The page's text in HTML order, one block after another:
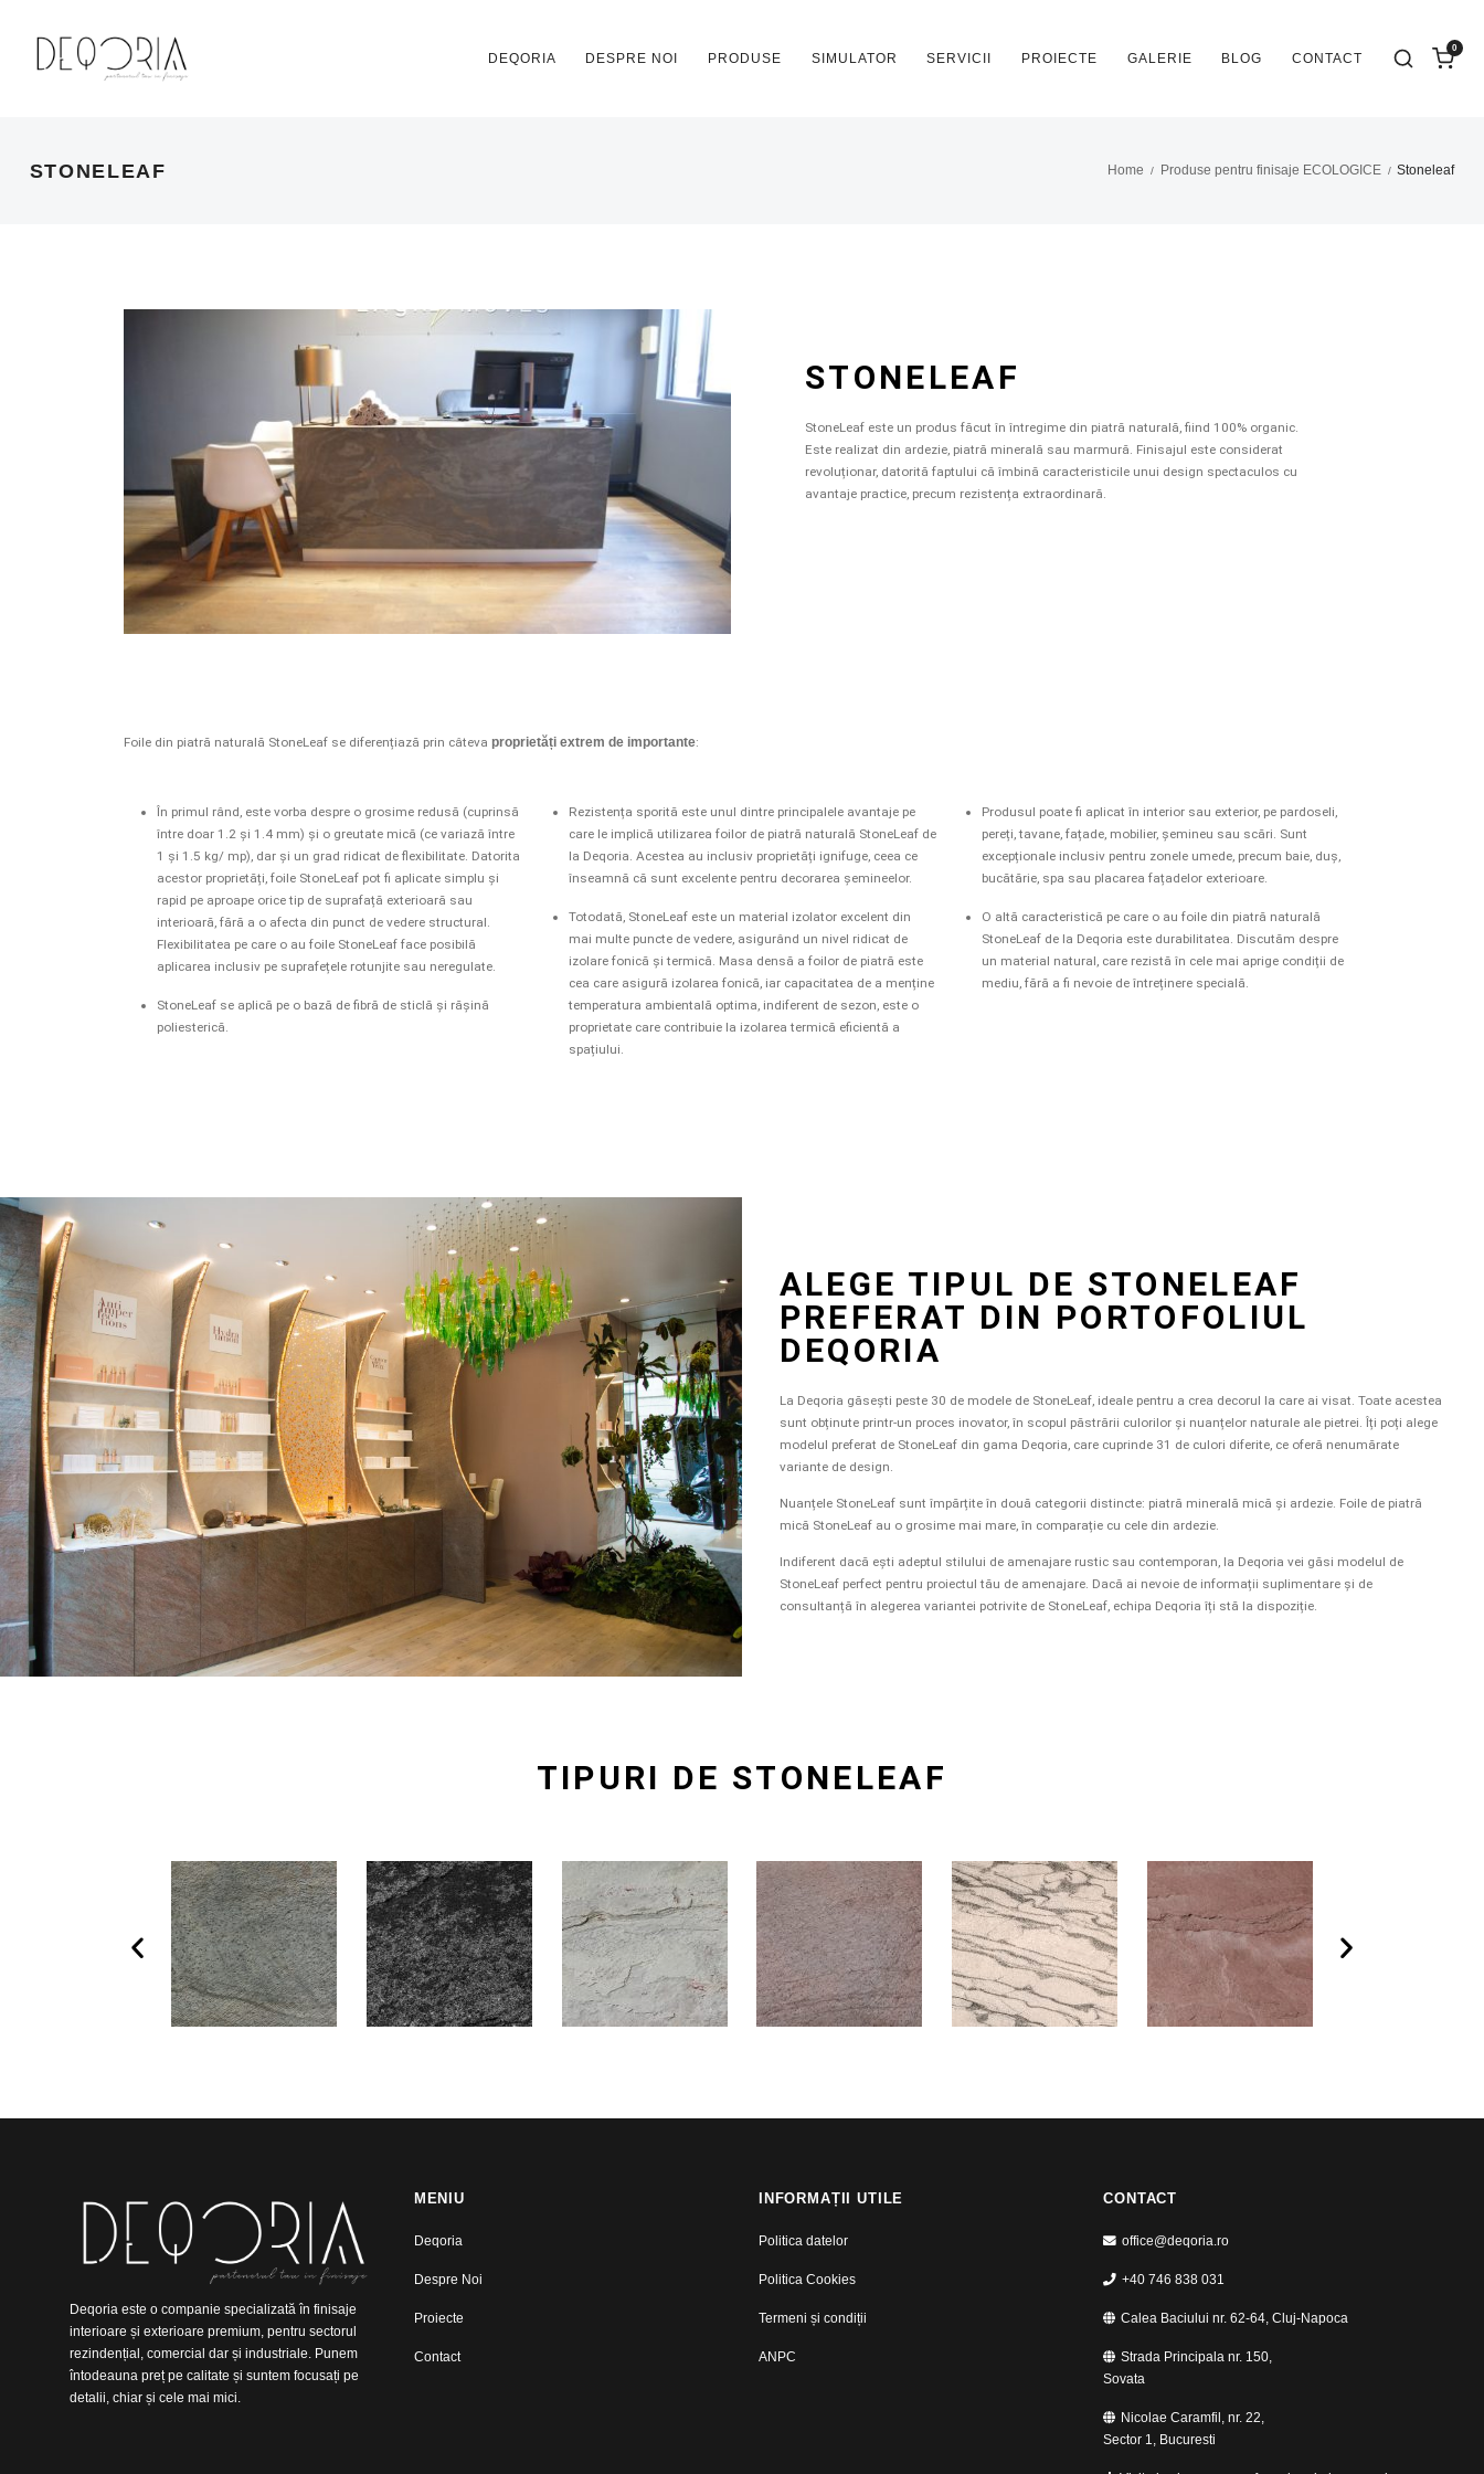
DEQORIA DESPRE NOI PRODUSE SIMULATOR SERVICII PROIECTE GALERIE BLOG CONTACT
0
STONELEAF Home / Produse pentru finisaje ECOLOGICE / Stoneleaf
STONELEAF
StoneLeaf este un produs făcut în întregime din piatră naturală, fiind 100% organic.
Este realizat din ardezie, piatră minerală sau marmură. Finisajul este considerat
revoluționar, datorită faptului că îmbină caracteristicile unui design spectaculos cu
avantaje practice, precum rezistența extraordinară.
Foile din piatră naturală StoneLeaf se diferențiază prin câteva proprietăți extrem de importante:
În primul rând, este vorba despre o grosime redusă (cuprinsă
între doar 1.2 și 1.4 mm) și o greutate mică (ce variază între
1 și 1.5 kg/ mp), dar și un grad ridicat de flexibilitate. Datorita
acestor proprietăți, foile StoneLeaf pot fi aplicate simplu și
rapid pe aproape orice tip de suprafață exterioară sau
interioară, fără a o afecta din punct de vedere structural.
Flexibilitatea pe care o au foile StoneLeaf face posibilă
aplicarea inclusiv pe suprafețele rotunjite sau neregulate.
StoneLeaf se aplică pe o bază de fibră de sticlă și rășină
poliesterică.
Rezistența sporită este unul dintre principalele avantaje pe
care le implică utilizarea foilor de piatră naturală StoneLeaf de
la Deqoria. Acestea au inclusiv proprietăți ignifuge, ceea ce
înseamnă că sunt excelente pentru decorarea șemineelor.
Totodată, StoneLeaf este un material izolator excelent din
mai multe puncte de vedere, asigurând un nivel ridicat de
izolare fonică și termică. Masa densă a foilor de piatră este
cea care asigură izolarea fonică, iar capacitatea de a menține
temperatura ambientală optima, indiferent de sezon, este o
proprietate care contribuie la izolarea termică eficientă a
spațiului.
Produsul poate fi aplicat în interior sau exterior, pe pardoseli,
pereți, tavane, fațade, mobilier, șemineu sau scări. Sunt
excepționale inclusiv pentru zonele umede, precum baie, duș,
bucătărie, spa sau placarea fațadelor exterioare.
O altă caracteristică pe care o au foile din piatră naturală
StoneLeaf de la Deqoria este durabilitatea. Discutăm despre
un material natural, care rezistă în cele mai aprige condiții de
mediu, fără a fi nevoie de întreținere specială.
ALEGE TIPUL DE STONELEAF
PREFERAT DIN PORTOFOLIUL
DEQORIA
La Deqoria găsești peste 30 de modele de StoneLeaf, ideale pentru a crea decorul la care ai visat. Toate acestea
sunt obținute printr-un proces inovator, în scopul păstrării culorilor și nuanțelor naturale ale pietrei. Îți poți alege
modelul preferat de StoneLeaf din gama Deqoria, care cuprinde 31 de culori diferite, ce oferă nenumărate
variante de design.
Nuanțele StoneLeaf sunt împărțite în două categorii distincte: piatră minerală mică și ardezie. Foile de piatră
mică StoneLeaf au o grosime mai mare, în comparație cu cele din ardezie.
Indiferent dacă ești adeptul stilului de amenajare rustic sau contemporan, la Deqoria vei găsi modelul de
StoneLeaf perfect pentru proiectul tău de amenajare. Dacă ai nevoie de informații suplimentare și de
consultanță în alegerea variantei potrivite de StoneLeaf, echipa Deqoria îți stă la dispoziție.
TIPURI DE STONELEAF
Deqoria este o companie specializată în finisaje
interioare și exterioare premium, pentru sectorul
rezindențial, comercial dar și industriale. Punem
întodeauna preț pe calitate și suntem focusați pe
detalii, chiar și cele mai mici.
MENIU
Deqoria
Despre Noi
Proiecte
Contact
INFORMAȚII UTILE
Politica datelor
Politica Cookies
Termeni și condiții
ANPC
CONTACT
office@deqoria.ro
+40 746 838 031
Calea Baciului nr. 62-64, Cluj-Napoca
Strada Principala nr. 150,
Sovata
Nicolae Caramfil, nr. 22,
Sector 1, Bucuresti